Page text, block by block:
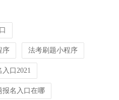
序 法考刷题小程序
口2021
报名入口在哪